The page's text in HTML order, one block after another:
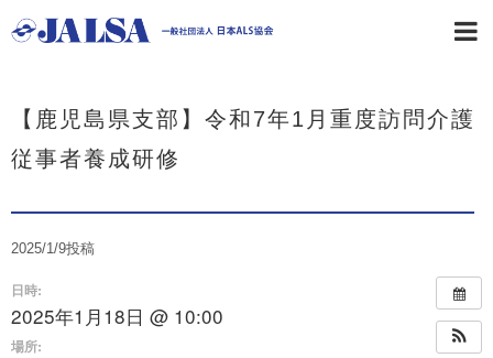
【鹿児島県支部】令和7年1月重度訪問介護
従事者養成研修
2025/1/9投稿
日時:
2025年1月18日 @ 10:00
場所: